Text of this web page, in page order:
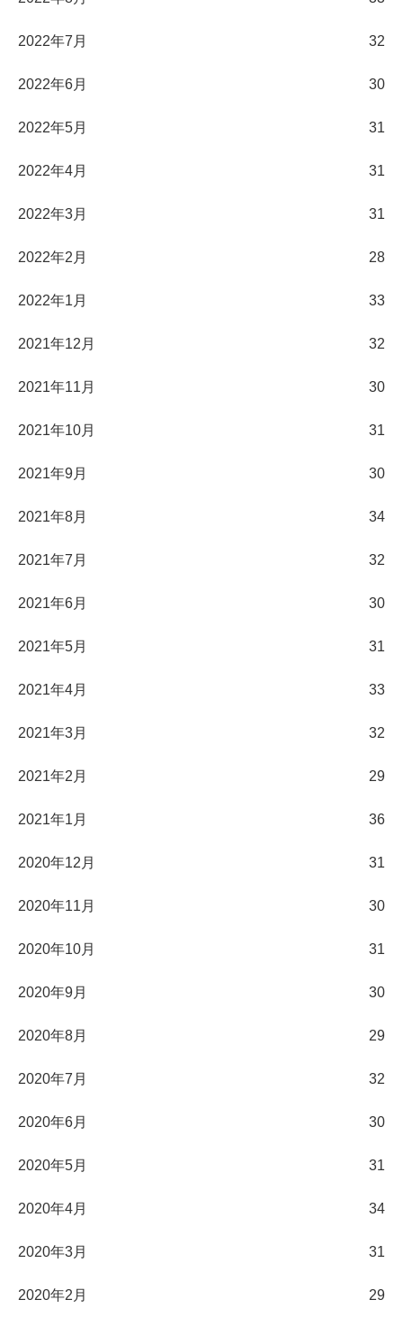
2022年7月 32
2022年6月 30
2022年5月 31
2022年4月 31
2022年3月 31
2022年2月 28
2022年1月 33
2021年12月 32
2021年11月 30
2021年10月 31
2021年9月 30
2021年8月 34
2021年7月 32
2021年6月 30
2021年5月 31
2021年4月 33
2021年3月 32
2021年2月 29
2021年1月 36
2020年12月 31
2020年11月 30
2020年10月 31
2020年9月 30
2020年8月 29
2020年7月 32
2020年6月 30
2020年5月 31
2020年4月 34
2020年3月 31
2020年2月 29